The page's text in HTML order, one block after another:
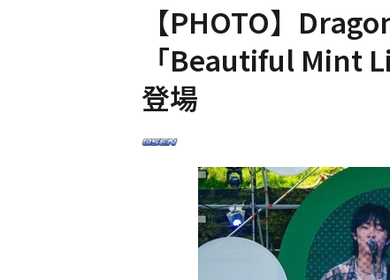
【PHOTO】
「Beautiful Mint
登場